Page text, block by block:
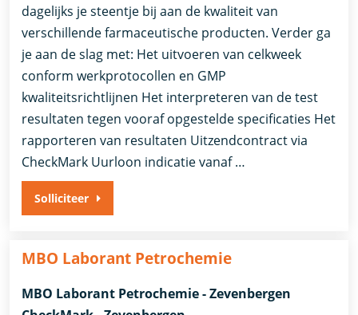
dagelijks je steentje bij aan de kwaliteit van
verschillende farmaceutische producten. Verder ga
je aan de slag met: Het uitvoeren van celkweek
conform werkprotocollen en GMP
kwaliteitsrichtlijnen Het interpreteren van de test
resultaten tegen vooraf opgestelde specificaties Het
rapporteren van resultaten Uitzendcontract via
CheckMark Uurloon indicatie vanaf …
Solliciteer
MBO Laborant Petrochemie
MBO Laborant Petrochemie - Zevenbergen